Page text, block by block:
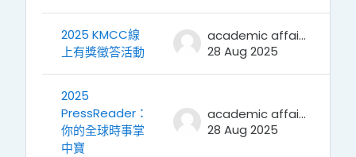
2025 KMCC線
上有獎徵答活動
academic affairs
28 Aug 2025
2025
PressReader：
你的全球時事掌
中寶
academic affairs
28 Aug 2025